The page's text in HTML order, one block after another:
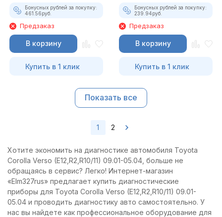
Бонусных рублей за покупку:
461.56руб.
Предзаказ
В корзину
Купить в 1 клик
Бонусных рублей за покупку:
239.94руб.
Предзаказ
В корзину
Купить в 1 клик
Показать все
1 2
Хотите экономить на диагностике автомобиля Toyota
Corolla Verso (E12,R2,R10/11) 09.01-05.04, больше не
обращаясь в сервис? Легко! Интернет-магазин
«Elm327rus» предлагает купить диагностические
приборы для Toyota Corolla Verso (E12,R2,R10/11) 09.01-
05.04 и проводить диагностику авто самостоятельно. У
нас вы найдете как профессиональное оборудование для